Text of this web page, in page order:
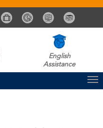
English
Assistance